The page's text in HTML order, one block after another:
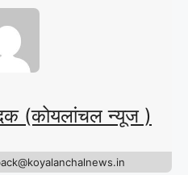
(कोयलांचल न्यूज )